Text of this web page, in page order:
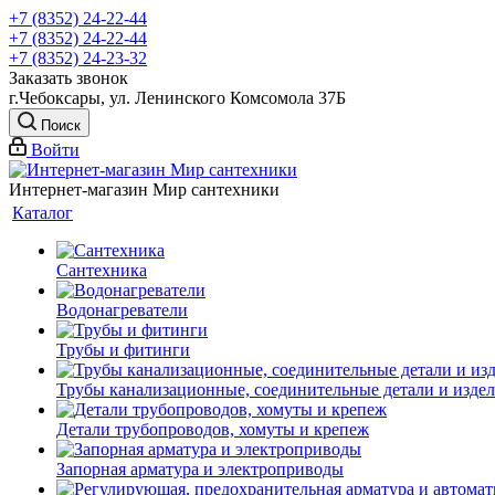
+7 (8352) 24-22-44
+7 (8352) 24-22-44
+7 (8352) 24-23-32
Заказать звонок
г.Чебоксары, ул. Ленинского Комсомола 37Б
Поиск
Войти
Интернет-магазин Мир сантехники
Каталог
Сантехника
Водонагреватели
Трубы и фитинги
Трубы канализационные, соединительные детали и
Детали трубопроводов, хомуты и крепеж
Запорная арматура и электроприводы